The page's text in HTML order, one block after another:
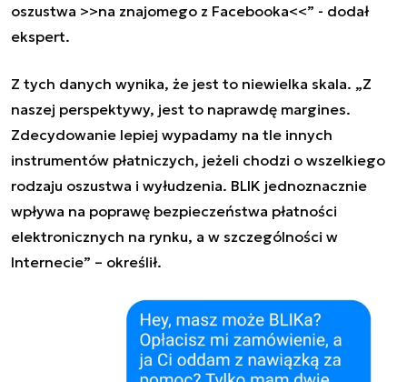
oszustwa >>na znajomego z Facebooka<<” - dodał
ekspert.
Z tych danych wynika, że jest to niewielka skala. „Z
naszej perspektywy, jest to naprawdę margines.
Zdecydowanie lepiej wypadamy na tle innych
instrumentów płatniczych, jeżeli chodzi o wszelkiego
rodzaju oszustwa i wyłudzenia. BLIK jednoznacznie
wpływa na poprawę bezpieczeństwa płatności
elektronicznych na rynku, a w szczególności w
Internecie” – określił.